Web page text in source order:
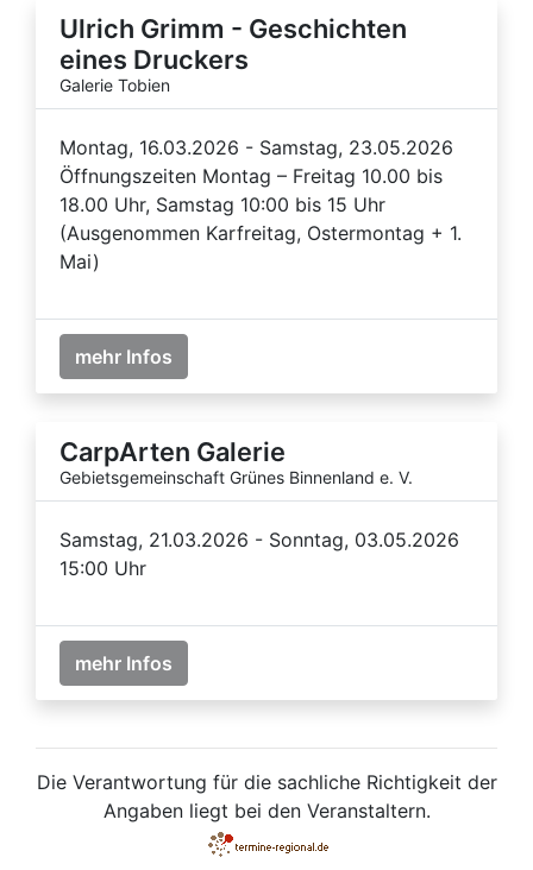
Ulrich Grimm - Geschichten
eines Druckers
Galerie Tobien
Montag, 16.03.2026 - Samstag, 23.05.2026
Öffnungszeiten Montag – Freitag 10.00 bis
18.00 Uhr, Samstag 10:00 bis 15 Uhr
(Ausgenommen Karfreitag, Ostermontag + 1.
Mai)
mehr Infos
CarpArten Galerie
Gebietsgemeinschaft Grünes Binnenland e. V.
Samstag, 21.03.2026 - Sonntag, 03.05.2026
15:00 Uhr
mehr Infos
Die Verantwortung für die sachliche Richtigkeit der
Angaben liegt bei den Veranstaltern.